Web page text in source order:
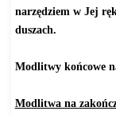
narzędziem w Jej
duszach.
Modlitwy końcowe
Modlitwa na